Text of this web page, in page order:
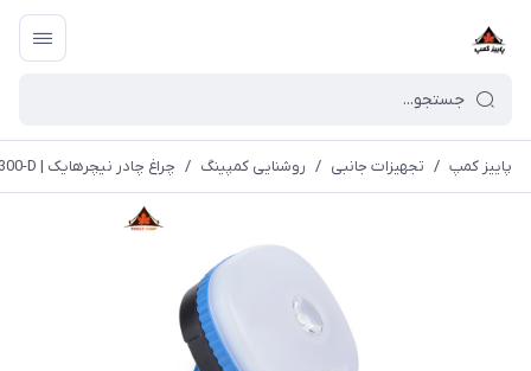
پاییز کمپ / تجهیزات جانبی / روشنایی کمپینگ / چراغ چادر نیچرهایک | NH16D300-D